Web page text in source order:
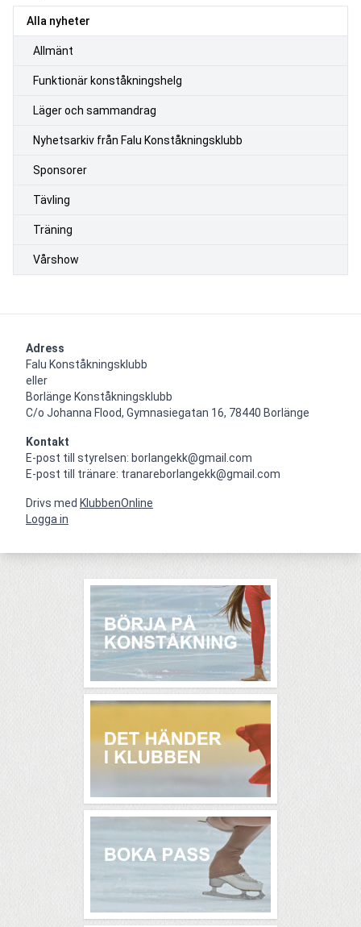
Alla nyheter
Allmänt
Funktionär konståkningshelg
Läger och sammandrag
Nyhetsarkiv från Falu Konståkningsklubb
Sponsorer
Tävling
Träning
Vårshow
Adress
Falu Konståkningsklubb
eller
Borlänge Konståkningsklubb
C/o Johanna Flood, Gymnasiegatan 16, 78440 Borlänge
Kontakt
E-post till styrelsen: borlangekk@gmail.com
E-post till tränare: tranareborlangekk@gmail.com
Drivs med KlubbenOnline
Logga in